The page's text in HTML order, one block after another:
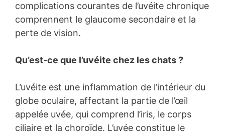
complications courantes de l’uvéite chronique
comprennent le glaucome secondaire et la
perte de vision.
Qu’est-ce que l’uvéite chez les chats ?
L’uvéite est une inflammation de l’intérieur du
globe oculaire, affectant la partie de l’œil
appelée uvée, qui comprend l’iris, le corps
ciliaire et la choroïde. L’uvée constitue le